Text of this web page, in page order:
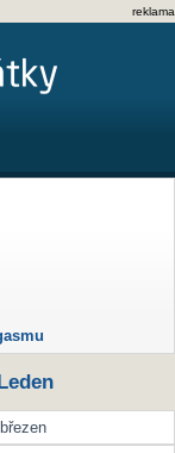
reklama
březen